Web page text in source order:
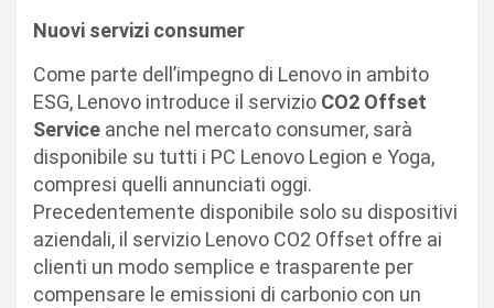
Nuovi servizi consumer
Come parte dell’impegno di Lenovo in ambito
ESG, Lenovo introduce il servizio CO2 Offset
Service anche nel mercato consumer, sarà
disponibile su tutti i PC Lenovo Legion e Yoga,
compresi quelli annunciati oggi.
Precedentemente disponibile solo su dispositivi
aziendali, il servizio Lenovo CO2 Offset offre ai
clienti un modo semplice e trasparente per
compensare le emissioni di carbonio con un